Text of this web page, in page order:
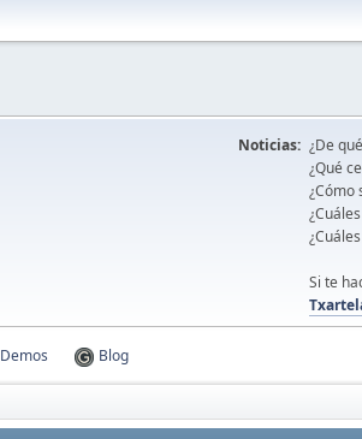
Noticias: ¿De
¿Qué
¿Cómo
Si te
Demos Blog